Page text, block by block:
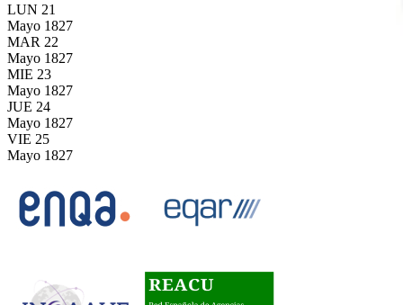
LUN 21
Mayo 1827
MAR 22
Mayo 1827
MIE 23
Mayo 1827
JUE 24
Mayo 1827
VIE 25
Mayo 1827